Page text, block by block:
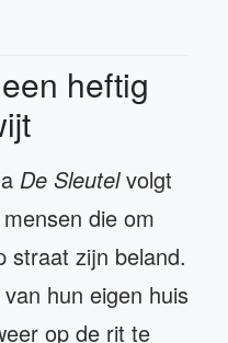
heftig
De Sleutelvolgt
die om
straat zijn beland.
hun eigen huis
op de rit te